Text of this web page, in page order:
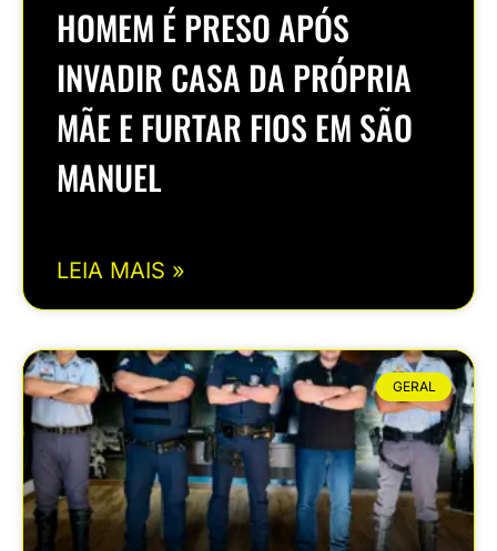
HOMEM É PRESO APÓS
INVADIR CASA DA PRÓPRIA
MÃE E FURTAR FIOS EM SÃO
MANUEL
LEIA MAIS »
GERAL